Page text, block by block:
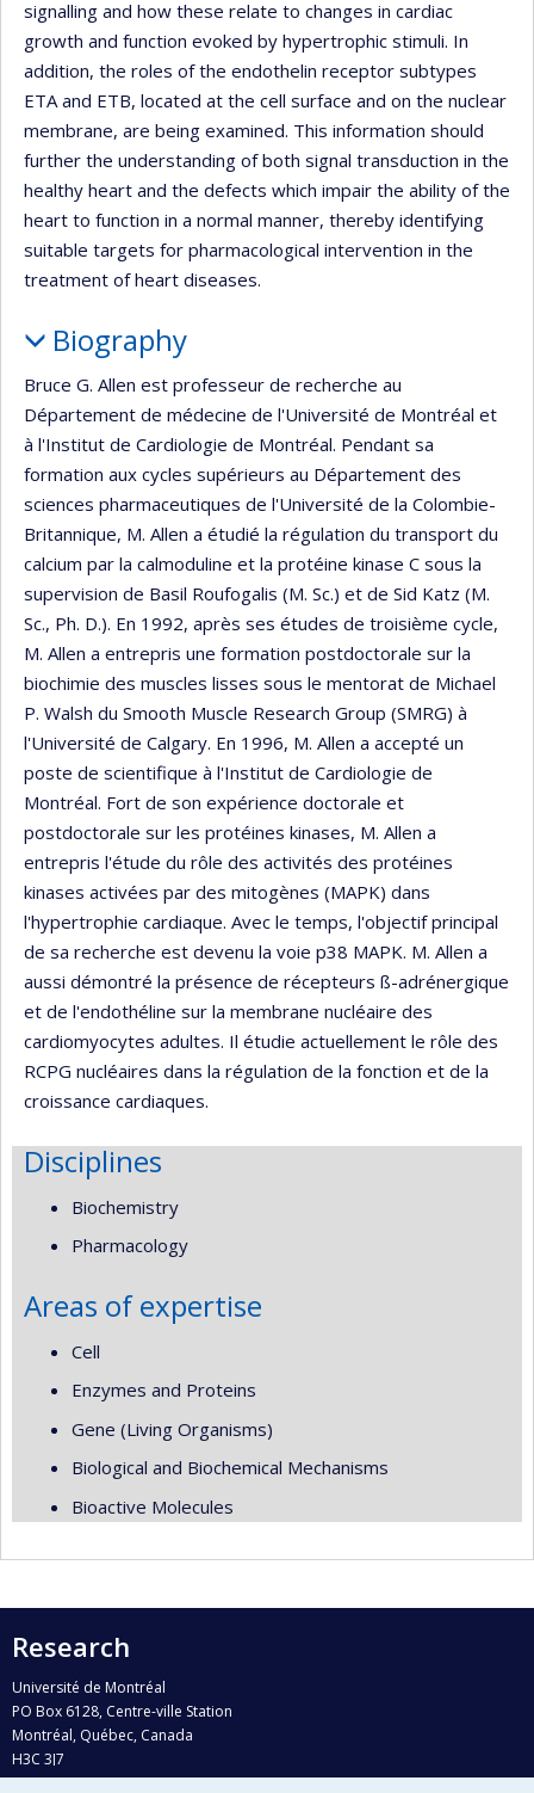
signalling and how these relate to changes in cardiac
growth and function evoked by hypertrophic stimuli. In
addition, the roles of the endothelin receptor subtypes
ETA and ETB, located at the cell surface and on the nuclear
membrane, are being examined. This information should
further the understanding of both signal transduction in the
healthy heart and the defects which impair the ability of the
heart to function in a normal manner, thereby identifying
suitable targets for pharmacological intervention in the
treatment of heart diseases.
Biography
Bruce G. Allen est professeur de recherche au
Département de médecine de l'Université de Montréal et
à l'Institut de Cardiologie de Montréal. Pendant sa
formation aux cycles supérieurs au Département des
sciences pharmaceutiques de l'Université de la Colombie-
Britannique, M. Allen a étudié la régulation du transport du
calcium par la calmoduline et la protéine kinase C sous la
supervision de Basil Roufogalis (M. Sc.) et de Sid Katz (M.
Sc., Ph. D.). En 1992, après ses études de troisième cycle,
M. Allen a entrepris une formation postdoctorale sur la
biochimie des muscles lisses sous le mentorat de Michael
P. Walsh du Smooth Muscle Research Group (SMRG) à
l'Université de Calgary. En 1996, M. Allen a accepté un
poste de scientifique à l'Institut de Cardiologie de
Montréal. Fort de son expérience doctorale et
postdoctorale sur les protéines kinases, M. Allen a
entrepris l'étude du rôle des activités des protéines
kinases activées par des mitogènes (MAPK) dans
l'hypertrophie cardiaque. Avec le temps, l'objectif principal
de sa recherche est devenu la voie p38 MAPK. M. Allen a
aussi démontré la présence de récepteurs ß-adrénergique
et de l'endothéline sur la membrane nucléaire des
cardiomyocytes adultes. Il étudie actuellement le rôle des
RCPG nucléaires dans la régulation de la fonction et de la
croissance cardiaques.
Disciplines
Biochemistry
Pharmacology
Areas of expertise
Cell
Enzymes and Proteins
Gene (Living Organisms)
Biological and Biochemical Mechanisms
Bioactive Molecules
Research
Université de Montréal
PO Box 6128, Centre-ville Station
Montréal, Québec, Canada
H3C 3J7